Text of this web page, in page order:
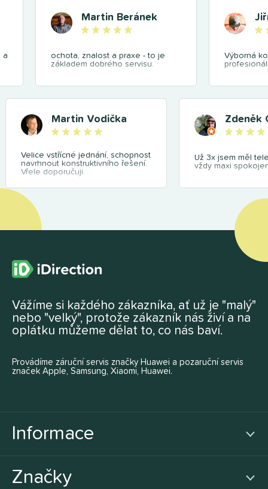
a
Martin Beránek
ochota, znalost a praxe - to je
základem dobrého servisu.
Výborná
Martin Vodička
Velice vstřícné jednání, schopnost
navrhnout konstruktivního řešení.
Vřele doporučuji.
Zdeněk
Už 3x jsem měl
vždy maxi
Vážíme si každého zákazníka, ať už je "malý"
nebo "velký", protože zákazník nás živí a na
oplátku můžeme dělat to, co nás baví.
Provádíme záruční servis značky Huawei a pozaruční servis
značek Apple, Samsung, Xiaomi, Huawei.
Informace
Značky